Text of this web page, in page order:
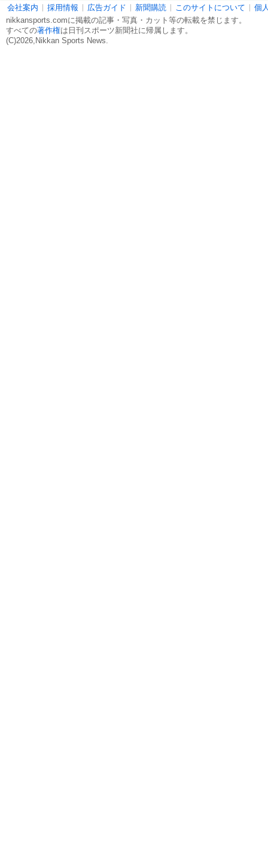
会社案内 採用情報 広告ガイド 新聞購読 このサイトについて
個
nikkansports.comに掲載の記事・写真・カット等の転載を禁じます。
すべての著作権は日刊スポーツ新聞社に帰属します。
(C)2026,Nikkan Sports News.